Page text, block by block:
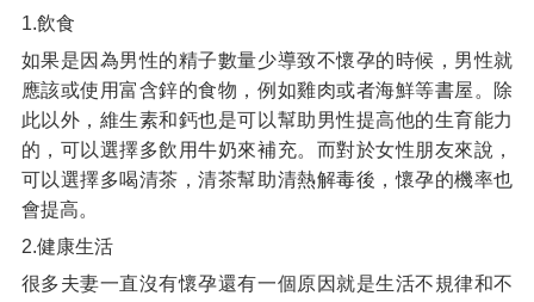
1.飲食
如果是因為男性的精子數量少導致不懷孕的時候，男性就
應該或使用富含鋅的食物，例如雞肉或者海鮮等書屋。除
此以外，維生素和鈣也是可以幫助男性提高他的生育能力
的，可以選擇多飲用牛奶來補充。而對於女性朋友來說，
可以選擇多喝清茶，清茶幫助清熱解毒後，懷孕的機率也
會提高。
2.健康生活
很多夫妻一直沒有懷孕還有一個原因就是生活不規律和不